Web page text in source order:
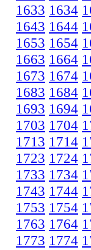
1633 1634
1643 1644
1653 1654
1663 1664
1673 1674
1683 1684
1693 1694
1703 1704
1713 1714
1723 1724
1733 1734
1743 1744
1753 1754
1763 1764
1773 1774